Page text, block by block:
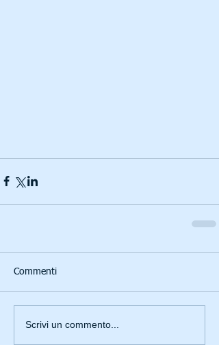
Commenti
Scrivi un commento...